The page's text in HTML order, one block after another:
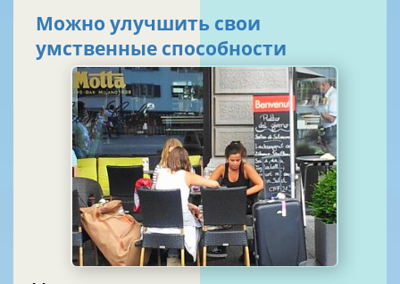
Можно улучшить свои
умственные способности